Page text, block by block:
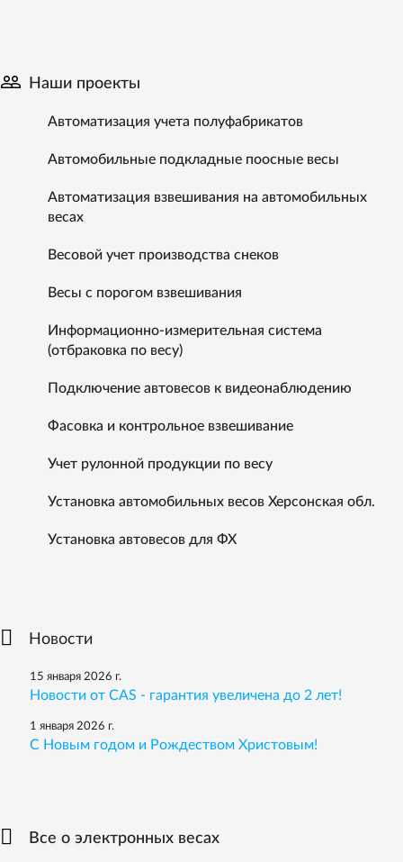
 Наши проекты
Автоматизация учета полуфабрикатов
Автомобильные подкладные поосные весы
Автоматизация взвешивания на автомобильных
весах
Весовой учет производства снеков
Весы с порогом взвешивания
Информационно-измерительная система
(отбраковка по весу)
Подключение автовесов к видеонаблюдению
Фасовка и контрольное взвешивание
Учет рулонной продукции по весу
Установка автомобильных весов Херсонская обл.
Установка автовесов для ФХ
Новости
15 января 2026 г.
Новости от CAS - гарантия увеличена до 2 лет!
1 января 2026 г.
С Новым годом и Рождеством Христовым!
Все о электронных весах